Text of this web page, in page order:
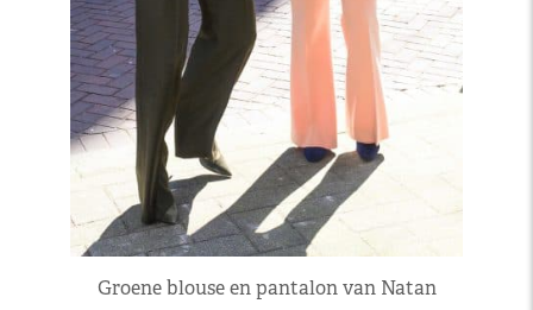
Groene blouse en pantalon van Natan